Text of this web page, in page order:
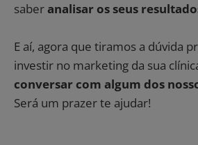
saberanalisar os seus
E aí, agora que tiramos a dúvida
investir no marketing da sua
conversar com algum dos
Será um prazer te ajudar!